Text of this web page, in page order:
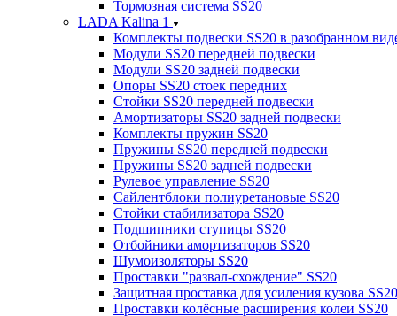
Тормозная система SS20
LADA Kalina 1
Комплекты подвески SS20 в разобранном
Модули SS20 передней подвески
Модули SS20 задней подвески
Опоры SS20 стоек передних
Стойки SS20 передней подвески
Амортизаторы SS20 задней подвески
Комплекты пружин SS20
Пружины SS20 передней подвески
Пружины SS20 задней подвески
Рулевое управление SS20
Сайлентблоки полиуретановые SS20
Стойки стабилизатора SS20
Подшипники ступицы SS20
Отбойники амортизаторов SS20
Шумоизоляторы SS20
Проставки "развал-схождение" SS20
Защитная проставка для усиления кузова SS20
Проставки колёсные расширения колеи SS20